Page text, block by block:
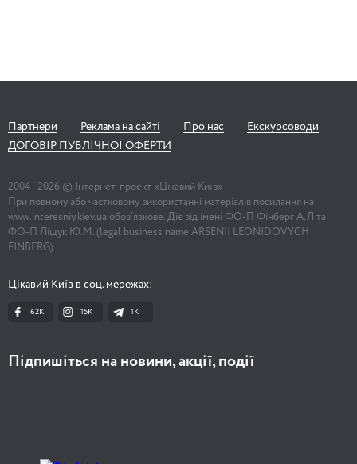
Партнери Реклама на сайті Про нас
Екскурсоводи
ДОГОВІР ПУБЛІЧНОЇ ОФЕРТИ
2004 - 2026 © Інтернет-проект «Цікавий Київ»
При повному або частковому використанні матеріалів посилання на
www.interesniy.kiev.ua обов'язкове. Діє від імені ФО-П Фінберг А.Л та
ФО-П Ліщук Ю.М. (legal business name ARSENII LEONIDOVYCH
FINBERG)
Цікавий Київ в соц. мережах:
62K 15K 1К
Підпишіться на новини, акції, події